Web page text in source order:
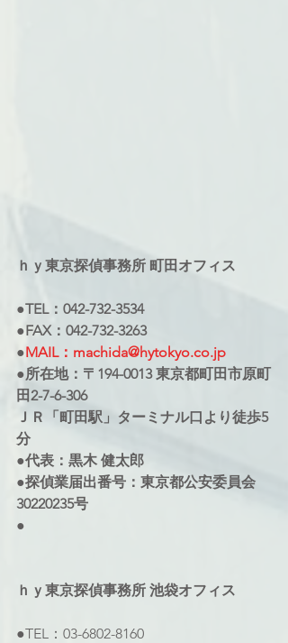
ｈｙ東京探偵事務所 町田オフィス
●TEL：042-732-3534
●FAX：042-732-3263
●MAIL：machida@hytokyo.co.jp
●所在地：〒194-0013 東京都町田市原町
田2-7-6-306
ＪＲ「町田駅」ターミナル口より徒歩5
分
●代表：黒木 健太郎
●探偵業届出番号：東京都公安委員会
30220235号
●
ｈｙ東京探偵事務所 池袋オフィス
●TEL：03-6802-8160